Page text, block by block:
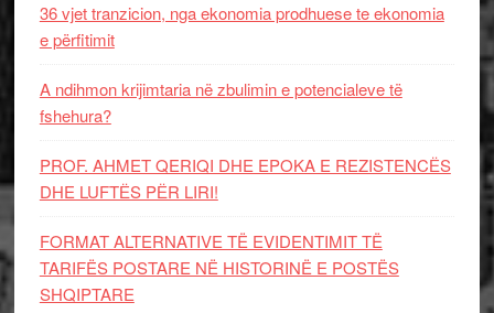
36 vjet tranzicion, nga ekonomia prodhuese te ekonomia
e përfitimit
A ndihmon krijimtaria në zbulimin e potencialeve të
fshehura?
PROF. AHMET QERIQI DHE EPOKA E REZISTENCЁS
DHE LUFTЁS PЁR LIRI!
FORMAT ALTERNATIVE TË EVIDENTIMIT TË
TARIFËS POSTARE NË HISTORINË E POSTËS
SHQIPTARE